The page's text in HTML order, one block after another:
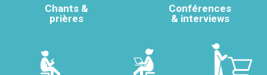
Chants &
prières
Conférences
& interviews